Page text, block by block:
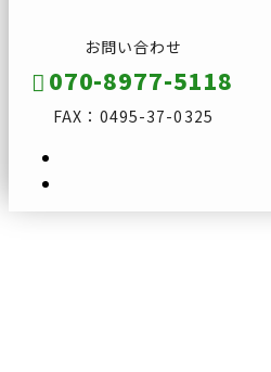
お問い合わせ
070-8977-5118
FAX：0495-37-0325